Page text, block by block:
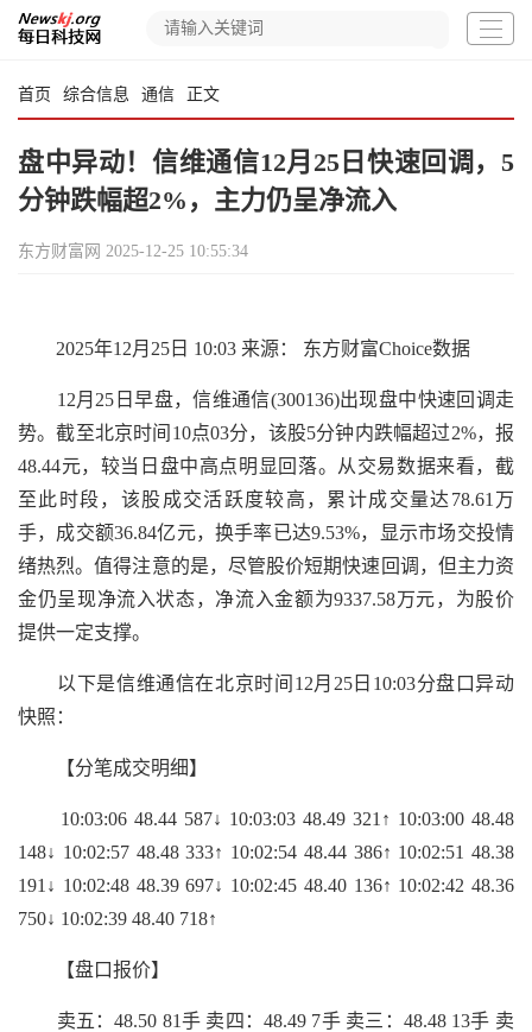
首页 综合信息 通信 正文
盘中异动！信维通信12月25日快速回调，5
分钟跌幅超2%，主力仍呈净流入
东方财富网 2025-12-25 10:55:34
2025年12月25日 10:03 来源： 东方财富Choice数据
12月25日早盘，信维通信(300136)出现盘中快速回调走
势。截至北京时间10点03分，该股5分钟内跌幅超过2%，报
48.44元，较当日盘中高点明显回落。从交易数据来看，截
至此时段，该股成交活跃度较高，累计成交量达78.61万
手，成交额36.84亿元，换手率已达9.53%，显示市场交投情
绪热烈。值得注意的是，尽管股价短期快速回调，但主力资
金仍呈现净流入状态，净流入金额为9337.58万元，为股价
提供一定支撑。
以下是信维通信在北京时间12月25日10:03分盘口异动
快照：
【分笔成交明细】
10:03:06 48.44 587↓ 10:03:03 48.49 321↑ 10:03:00 48.48
148↓ 10:02:57 48.48 333↑ 10:02:54 48.44 386↑ 10:02:51 48.38
191↓ 10:02:48 48.39 697↓ 10:02:45 48.40 136↑ 10:02:42 48.36
750↓ 10:02:39 48.40 718↑
【盘口报价】
卖五：48.50 81手 卖四：48.49 7手 卖三：48.48 13手 卖